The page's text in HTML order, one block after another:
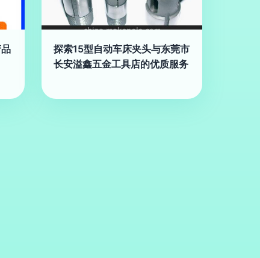
探索15型自动车床夹头与东莞市
长安溢鑫五金工具店的优质服务